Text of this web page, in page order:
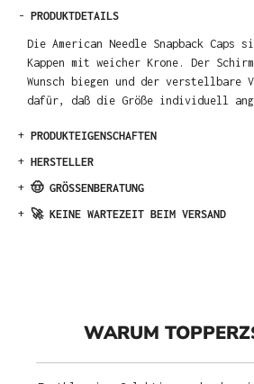
- PRODUKTDETAILS
Die American Needle Snapback Caps
Kappen mit weicher Krone. Der
Wunsch biegen und der verstellbare
dafür, daß die Größe individuell
+ PRODUKTEIGENSCHAFTEN
+ HERSTELLER
+ 🤠 GRÖSSENBERATUNG
+ 🚀 KEINE WARTEZEIT BEIM VERSAND
WARUM